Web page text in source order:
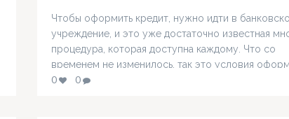
Чтобы оформить кредит, нужно идти в
учреждение, и это уже достаточно известная
процедура, которая доступна каждому. Что со
временем не изменилось, так это условия
денег. Они известны многим и достаточно
0 0